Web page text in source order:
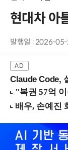
현대차 아
발행일 : 2026-
Claude Code, 실제